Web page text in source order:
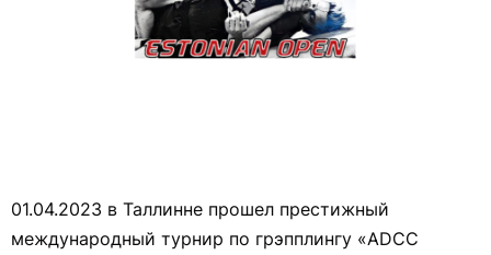
01.04.2023 в Таллинне прошел престижный
международный турнир по грэпплингу «ADCC